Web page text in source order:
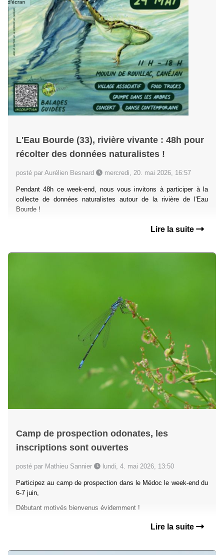
L'Eau Bourde (33), rivière vivante : 48h pour
récolter des données naturalistes !
posté par Aurélien Besnard mercredi, 20. mai 2026, 16:57
Pendant 48h ce week-end, nous vous invitons à participer à la
collecte de données naturalistes autour de la rivière de l'Eau
Bourde !
Lire la suite
Camp de prospection odonates, les
inscriptions sont ouvertes
posté par Mathieu Sannier lundi, 4. mai 2026, 13:50
Participez au camp de prospection dans le Médoc le week-end du
6-7 juin,
Débutant motivés bienvenus évidemment !
Lire la suite